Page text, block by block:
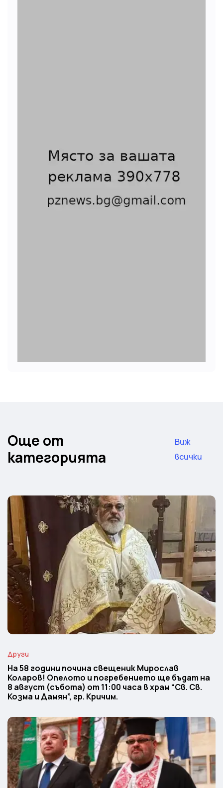
Още от
категорията
Виж
всички
Други
На 58 години почина свещеник Мирослав
Коларов! Опелото и погребението ще бъдат на
8 август (събота) от 11:00 часа в храм “Св. Св.
Козма и Дамян”, гр. Кричим.